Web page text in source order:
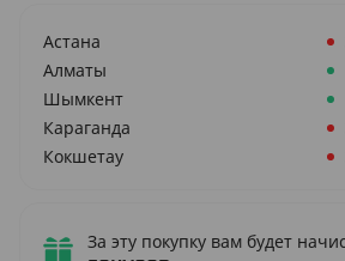
Астана
Алматы
Шымкент
Караганда
Кокшетау
За эту покупку вам будет